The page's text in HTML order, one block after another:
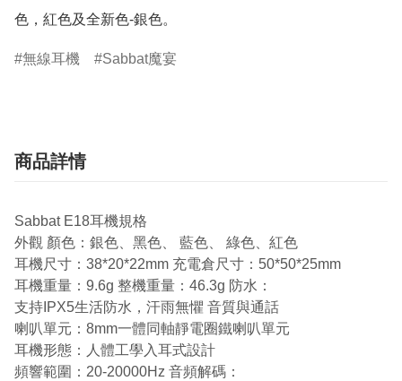
色，紅色及全新色-銀色。
無線耳機 Sabbat魔宴
商品詳情
Sabbat E18耳機規格
外觀 顏色：銀色、黑色、 藍色、 綠色、紅色
耳機尺寸：38*20*22mm 充電倉尺寸：50*50*25mm
耳機重量：9.6g 整機重量：46.3g 防水：
支持IPX5生活防水，汗雨無懼 音質與通話
喇叭單元：8mm一體同軸靜電圈鐵喇叭單元
耳機形態：人體工學入耳式設計
頻響範圍：20-20000Hz 音頻解碼：